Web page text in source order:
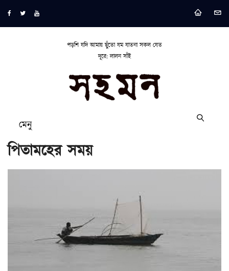
পড়শি যদি আমায় ছুঁতো যম যাতনা সকল যেত
দূরে: লালন সাঁই
মেনু
পিতামহের সময়